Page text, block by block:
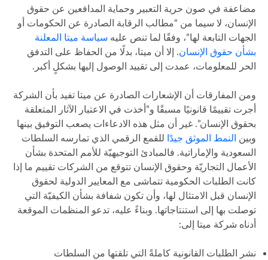
مضاعفة في صون حرية التعبير وحماية المدافعين عن حقوق
الإنسان، لا سيما من “مطالب الرقابة الصادرة عن الحكومات أو
الجهات التابعة لها”، وفقًا لما تنص عليه سياسة ميتا المعلنة
بشأن حقوق الإنسان . إلا أن ميتا، بدلًا من الحفاظ على التدفق
الحر للمعلومات، عمدت إلى تقييد الوصول إليها بشكلٍ أكبر.
ومن المفارقات أن الإشعارات الصادرة عن ميتا تفيد بأن الشركة
أجرت تقييمًا قانونيًا مسبقًا و”أخذت في الاعتبار الآثار المتعلقة
بحقوق الإنسان”. غير أن مثل هذه الادعاءات يصعب التوفيق بينها
وبين النمط الموثق جيدًا للقمع الرقمي الذي تمارسه السلطات
السعودية والإماراتية. فالمبادئ التوجيهيّة للأمم المتحدة بشأن
الأعمال التجاريّة وحقوق الإنسان تتوقع من الشركات تقييم ما إذا
كانت الطلبات الحكومية تتماشى مع المعايير الدولية لحقوق
الإنسان قبل الامتثال لها، وأن تكون شفافة بشأن الكيفيّة التي
توصلت بها إلى استنتاجاتها. وبناءً عليه، تدعو المنظمات الموقعة
أدناه شركة ميتا إلى:
نشر الطلبات القانونية كاملةً التي تلقتها من السلطات